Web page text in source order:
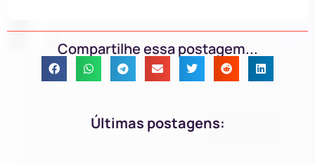
Compartilhe essa postagem...
Últimas postagens: